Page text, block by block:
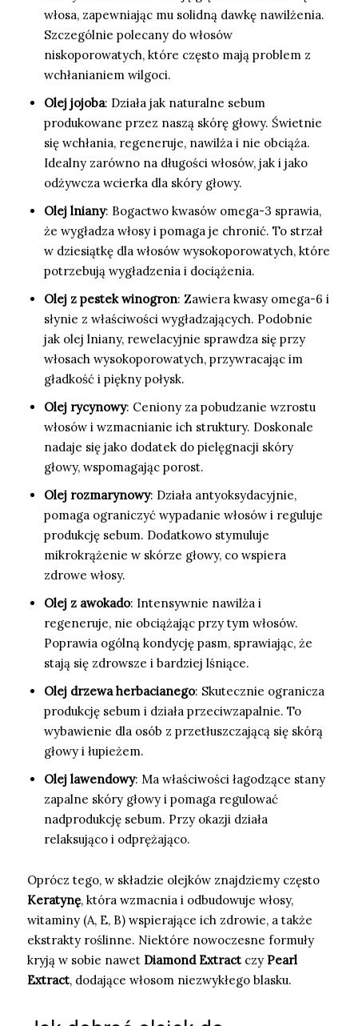
włosa, zapewniając mu solidną dawkę nawilżenia.
Szczególnie polecany do włosów
niskoporowatych, które często mają problem z
wchłanianiem wilgoci.
Olej jojoba: Działa jak naturalne sebum
produkowane przez naszą skórę głowy. Świetnie
się wchłania, regeneruje, nawilża i nie obciąża.
Idealny zarówno na długości włosów, jak i jako
odżywcza wcierka dla skóry głowy.
Olej lniany: Bogactwo kwasów omega-3 sprawia,
że wygładza włosy i pomaga je chronić. To strzał
w dziesiątkę dla włosów wysokoporowatych, które
potrzebują wygładzenia i dociążenia.
Olej z pestek winogron: Zawiera kwasy omega-6 i
słynie z właściwości wygładzających. Podobnie
jak olej lniany, rewelacyjnie sprawdza się przy
włosach wysokoporowatych, przywracając im
gładkość i piękny połysk.
Olej rycynowy: Ceniony za pobudzanie wzrostu
włosów i wzmacnianie ich struktury. Doskonale
nadaje się jako dodatek do pielęgnacji skóry
głowy, wspomagając porost.
Olej rozmarynowy: Działa antyoksydacyjnie,
pomaga ograniczyć wypadanie włosów i reguluje
produkcję sebum. Dodatkowo stymuluje
mikrokrążenie w skórze głowy, co wspiera
zdrowe włosy.
Olej z awokado: Intensywnie nawilża i
regeneruje, nie obciążając przy tym włosów.
Poprawia ogólną kondycję pasm, sprawiając, że
stają się zdrowsze i bardziej lśniące.
Olej drzewa herbacianego: Skutecznie ogranicza
produkcję sebum i działa przeciwzapalnie. To
wybawienie dla osób z przetłuszczającą się skórą
głowy i łupieżem.
Olej lawendowy: Ma właściwości łagodzące stany
zapalne skóry głowy i pomaga regulować
nadprodukcję sebum. Przy okazji działa
relaksująco i odprężająco.
Oprócz tego, w składzie olejków znajdziemy często
Keratynę, która wzmacnia i odbudowuje włosy,
witaminy (A, E, B) wspierające ich zdrowie, a także
ekstrakty roślinne. Niektóre nowoczesne formuły
kryją w sobie nawet Diamond Extract czy Pearl
Extract, dodające włosom niezwykłego blasku.